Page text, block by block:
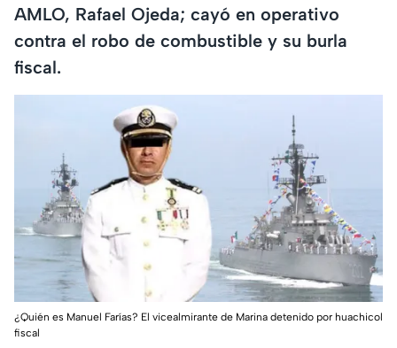
AMLO, Rafael Ojeda; cayó en operativo
contra el robo de combustible y su burla
fiscal.
¿Quién es Manuel Farías? El vicealmirante de Marina detenido por huachicol
fiscal